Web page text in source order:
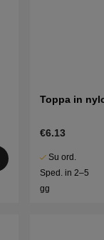
Toppa in
€6.13
Su ord.
Sped. in 2–5
gg